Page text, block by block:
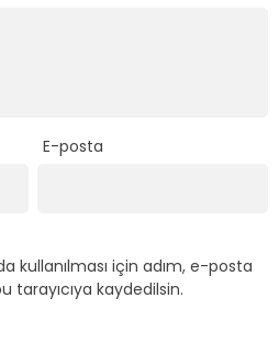
E-posta
kullanılması için adım, e-posta
tarayıcıya kaydedilsin.